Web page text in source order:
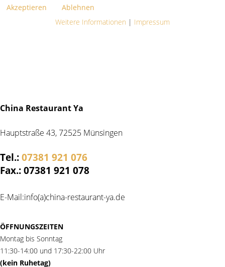
China Restaurant Ya
Hauptstraße 43, 72525 Münsingen
Tel.: 07381 921 076
Fax.: 07381 921 078
E-Mail:info(a)china-restaurant-ya.de
ÖFFNUNGSZEITEN
Montag bis Sonntag
11:30-14:00 und 17:30-22:00 Uhr
(kein Ruhetag)
Akzeptieren
Ablehnen
Weitere Informationen | Impressum